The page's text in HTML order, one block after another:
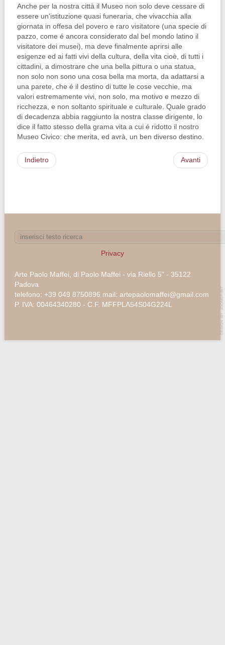
Anche per la nostra città il Museo non solo deve cessare di
essere un'isti­tuzione quasi funeraria, che vivacchia alla
giornata in offesa del povero e ra­ro visitatore (una specie di
pazzo, co­me é ancora considerato dal bel mondo latino il
visitatore dei musei), ma deve finalmente aprirsi alle
esigenze ed ai fatti vivi della cultura, della vita cioè, di tutti i
cittadini, a dimostrare che una bella pittura o una statua,
non solo non sono una cosa bella ma morta, da adattarsi a
una parete, che é il destino di tutte le cose vecchie, ma
valori estre­mamente vivi, non solo, ma motivo e mezzo di
ricchezza, e non soltanto spi­rituale e culturale. Quale grado
di decadenza abbia raggiunto la nostra clas­se dirigente, lo
dice il fatto stesso della grama vita a cui é ridotto il nostro
Mu­seo Civico: che merita, ed avrà, un ben diverso destino.
Indietro Avanti
Privacy
Arte Paolo Maffei, di Paolo Maffei - via Riello 5" - 35122
Padova
telefono: +39 049 8750896 mail: artepaolomaffei@gmail.com
P. IVA: 00464340280 - C.F. MFFPLA54S04G224L